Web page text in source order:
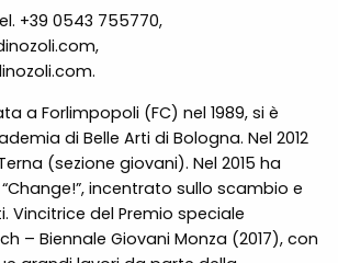
+39 0543 755770,
,
.
a Forlimpopoli (FC) nel 1989, si è
di Belle Arti di Bologna. Nel 2012
(sezione giovani). Nel 2015 ha
incentrato sullo scambio e
Vincitrice del Premio speciale
– Biennale Giovani Monza (2017), con